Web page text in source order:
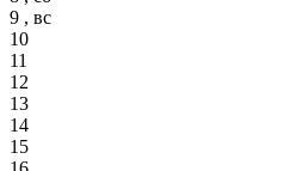
9 , вс
10
11
12
13
14
15